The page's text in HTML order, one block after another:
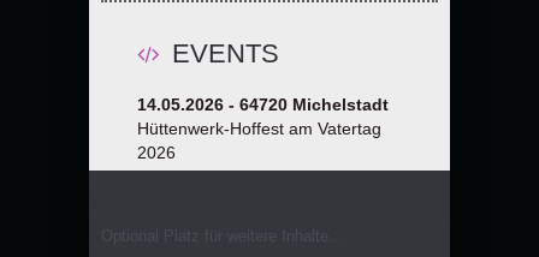
EVENTS
14.05.2026 - 64720 Michelstadt
Hüttenwerk-Hoffest am Vatertag
2026
Optional Platz für weitere Inhalte...